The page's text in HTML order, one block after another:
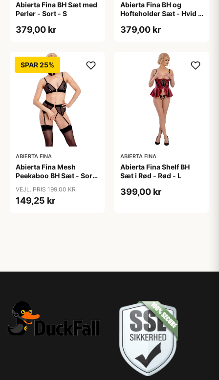
Abierta Fina BH Sæt med
Perler - Sort - S
379,00 kr
Abierta Fina BH og
Hofteholder Sæt - Hvid -
379,00 kr
SPAR 25%
ABIERTA FINA
Abierta Fina Mesh
Peekaboo BH Sæt - Sort
VEJL. PRIS 199,00 KR
149,25 kr
ABIERTA FINA
Abierta Fina Shelf BH
Sæt i Rød - Rød - L
399,00 kr